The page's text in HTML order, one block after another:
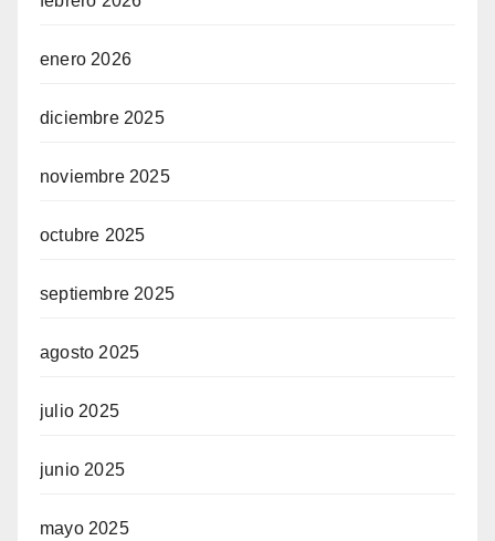
enero 2026
diciembre 2025
noviembre 2025
octubre 2025
septiembre 2025
agosto 2025
julio 2025
junio 2025
mayo 2025